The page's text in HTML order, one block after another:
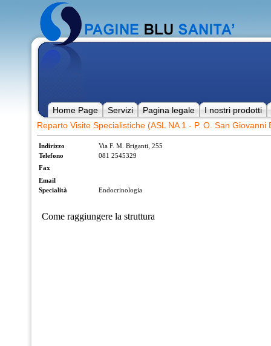
Home Page Servizi Pagina legale
I nostri prodotti
Reparto Visite Specialistiche (ASL NA 1 - P. O. San Giovanni
Indirizzo
Via F. M. Briganti, 255
Telefono
081 2545329
Fax
Email
Specialità
Endocrinologia